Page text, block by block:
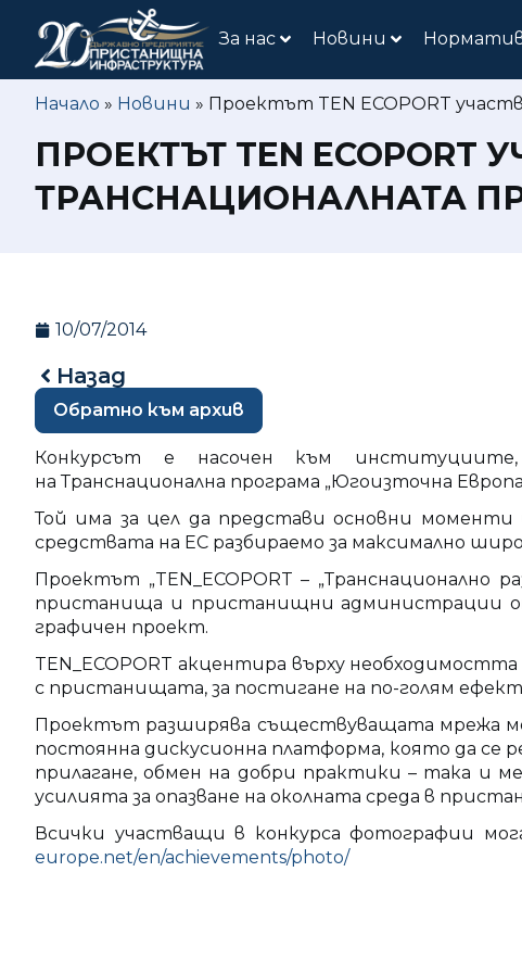
За нас Новини
Начало » Новини » Проектът TEN ECOPORT
ПРОЕКТЪТ TEN
ТРАНСНАЦИОНАЛНАТА
10/07/2014
Назад
Обратно към архив
Конкурсът е насочен към
на Транснационална програма „Югоизточна
Той има за цел да представи основни
средствата на ЕС разбираемо за максимално
Проектът „TEN_ECOPORT –
пристанища и пристанищни администрации от
графичен проект.
TEN_ECOPORT акцентира върху
с пристанищата, за постигане на по-голям
Проектът разширява съществуващата мрежа
постоянна дискусионна платформа, която да се
прилагане, обмен на добри практики – така и
усилията за опазване на околната среда в
Всички участващи в конкурса фотографии
europe.net/en/achievements/photo/